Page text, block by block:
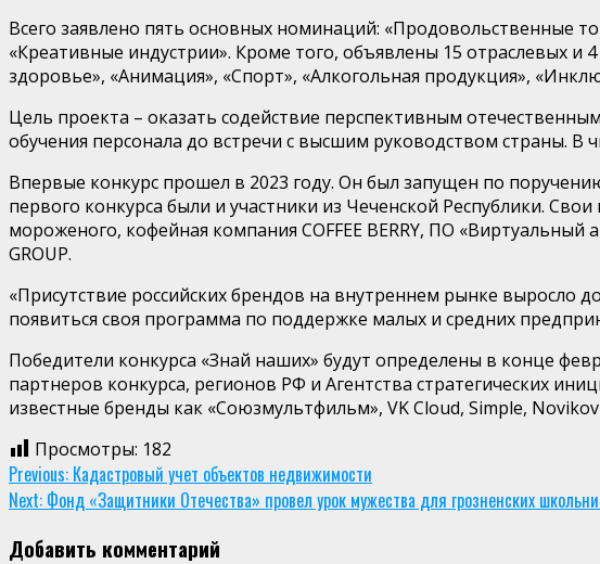
Всего заявлено пять основных номинаций: «Продовольственные
«Креативные индустрии». Кроме того, объявлены 15 отраслевых
здоровье», «Анимация», «Спорт», «Алкогольная продукция»,
Цель проекта – оказать содействие перспективным
обучения персонала до встречи с высшим руководством страны.
Впервые конкурс прошел в 2023 году. Он был запущен по
первого конкурса были и участники из Чеченской Республики.
мороженого, кофейная компания COFFEE BERRY, ПО
GROUP.
«Присутствие российских брендов на внутреннем рынке
появиться своя программа по поддержке малых и средних
Победители конкурса «Знай наших» будут определены в конце
партнеров конкурса, регионов РФ и Агентства стратегических
известные бренды как «Союзмультфильм», VK Cloud, Simple,
Просмотры: 182
Continue
Reading
Previous: Кадастровый учет объектов недвижимости
Next: Фонд «Защитники Отечества» провел урок мужества для грозненских
Добавить комментарий